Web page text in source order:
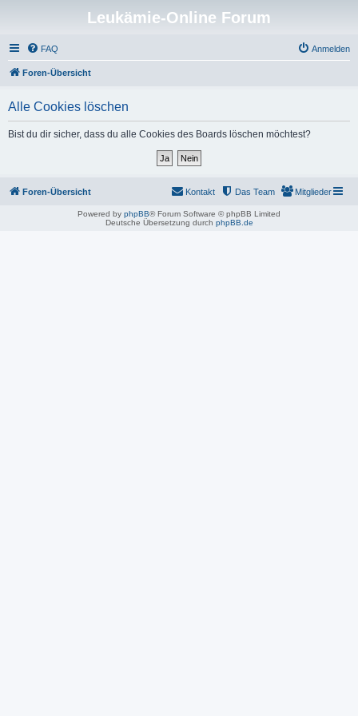
Leukämie-Online Forum
FAQ Anmelden
Foren-Übersicht
Alle Cookies löschen
Bist du dir sicher, dass du alle Cookies des Boards löschen möchtest?
Foren-Übersicht Mitglieder
Das Team
Kontakt
Powered by phpBB® Forum Software © phpBB Limited
Deutsche Übersetzung durch phpBB.de